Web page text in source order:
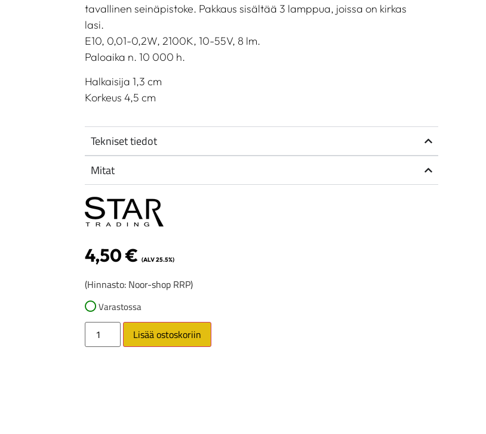
tavallinen seinäpistoke. Pakkaus sisältää 3 lamppua, joissa on kirkas
lasi.
E10, 0,01-0,2W, 2100K, 10-55V, 8 lm.
Paloaika n. 10 000 h.
Halkaisija 1,3 cm
Korkeus 4,5 cm
Tekniset tiedot
Mitat
4,50€ (ALV 25.5%)
(Hinnasto: Noor-shop RRP)
Varastossa
Lisää ostoskoriin